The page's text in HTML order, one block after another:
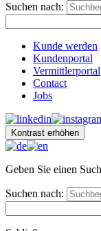
Suchen nach:
Kunde werden
Kundenportal
Vermittlerportal
Contact
Jobs
Kontrast erhöhen
Geben Sie einen
Suchen nach: